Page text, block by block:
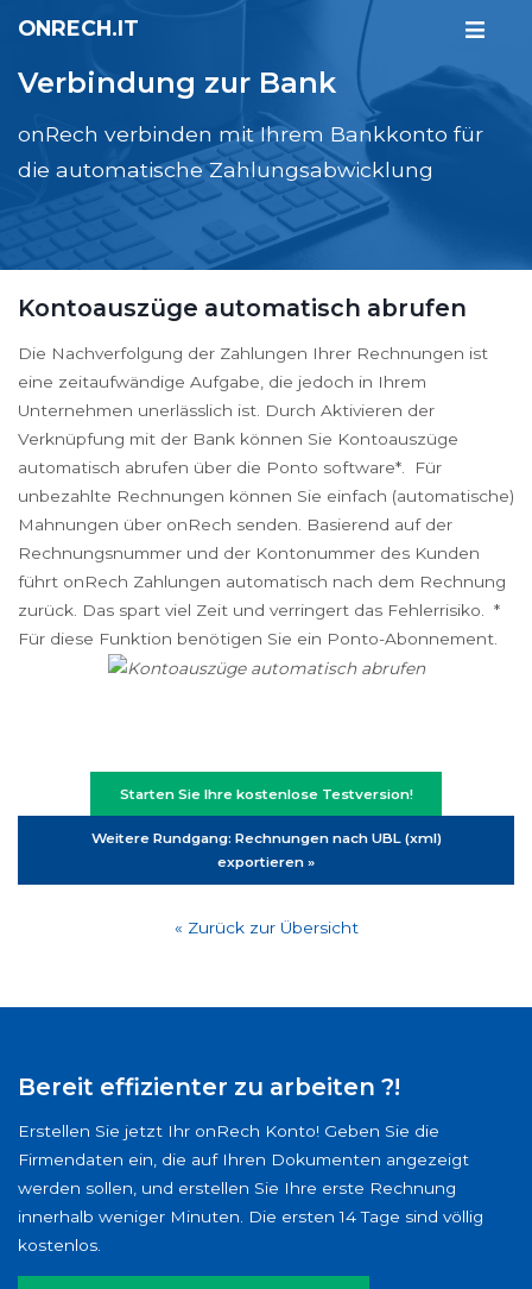
ONRECH.IT
Verbindung zur Bank
onRech verbinden mit Ihrem Bankkonto für
die automatische Zahlungsabwicklung
Kontoauszüge automatisch abrufen
Die Nachverfolgung der Zahlungen Ihrer Rechnungen ist
eine zeitaufwändige Aufgabe, die jedoch in Ihrem
Unternehmen unerlässlich ist. Durch Aktivieren der
Verknüpfung mit der Bank können Sie Kontoauszüge
automatisch abrufen über die Ponto software*. Für
unbezahlte Rechnungen können Sie einfach (automatische)
Mahnungen über onRech senden. Basierend auf der
Rechnungsnummer und der Kontonummer des Kunden
führt onRech Zahlungen automatisch nach dem Rechnung
zurück. Das spart viel Zeit und verringert das Fehlerrisiko. *
Für diese Funktion benötigen Sie ein Ponto-Abonnement.
Starten Sie Ihre kostenlose Testversion!
Weitere Rundgang: Rechnungen nach UBL (xml)
exportieren »
« Zurück zur Übersicht
Bereit effizienter zu arbeiten ?!
Erstellen Sie jetzt Ihr onRech Konto! Geben Sie die
Firmendaten ein, die auf Ihren Dokumenten angezeigt
werden sollen, und erstellen Sie Ihre erste Rechnung
innerhalb weniger Minuten. Die ersten 14 Tage sind völlig
kostenlos.